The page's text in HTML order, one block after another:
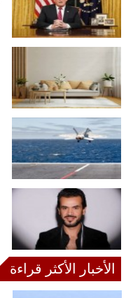
الأخبار الأكثر قراءة